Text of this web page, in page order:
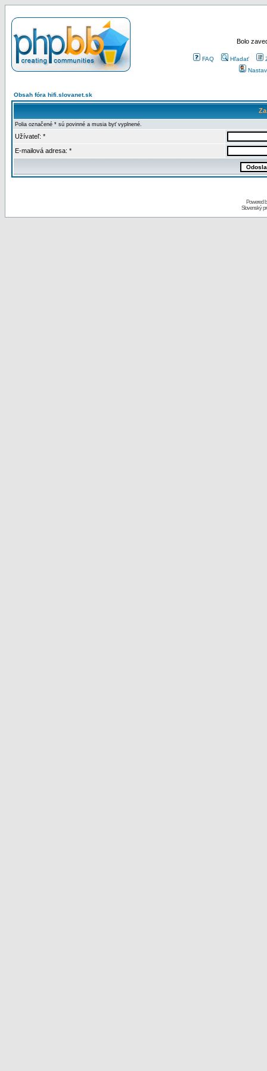
Bolo
FAQ Hľadať
Obsah fóra hifi.slovanet.sk
Polia označené * sú povinné a musia byť vyplnené.
Užívateľ: *
E-mailová adresa: *
Powered
Slovenský